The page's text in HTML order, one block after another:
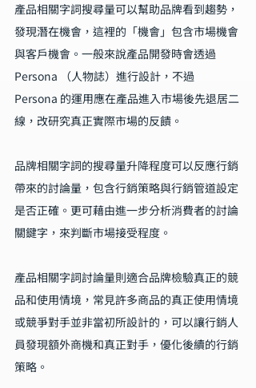
產品相關字詞搜尋量可以幫助品牌看到趨勢，
發現潛在機會，這裡的「機會」包含市場機會
與客戶機會。一般來說產品開發時會透過
Persona （人物誌）進行設計，不過
Persona 的運用應在產品進入市場後先退居二
線，改研究真正實際市場的反饋。
品牌相關字詞的搜尋量升降程度可以反應行銷
帶來的討論量，包含行銷策略與行銷管道設定
是否正確。更可藉由進一步分析消費者的討論
關鍵字，來判斷市場接受程度。
產品相關字詞討論量則適合品牌檢驗真正的競
品和使用情境，常見許多商品的真正使用情境
或競爭對手並非當初所設計的，可以讓行銷人
員發現額外商機和真正對手，優化後續的行銷
策略。